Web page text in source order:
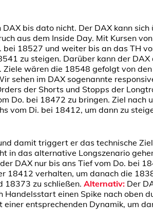
bis dato nicht. Der DAX kann sich
aus dem Inside Day. Mit Kursen
bei 18527 und weiter bis an das TH
zu steigen. Darüber kann der DAX
Ziele wären die 18548 gefolgt von
sehen im DAX sogenannte
der Shorts und Stopps der
Do. bei 18472 zu bringen. Ziel nach
vom Di. bei 18412, um dann zu
damit triggert er das technische
in das alternative Longszenario
DAX nur bis ans Tief vom Do. bei
18412 verhalten, um danach die
18373 zu schließen. Alternativ: Der
einen Spike nach oben
entsprechenden Dynamik, um